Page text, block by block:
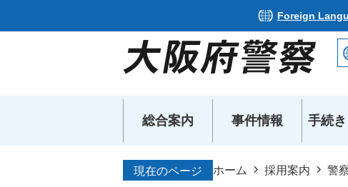
Foreign
総合案内 事件情報 手続
現在のページ ホーム 採用案内 警